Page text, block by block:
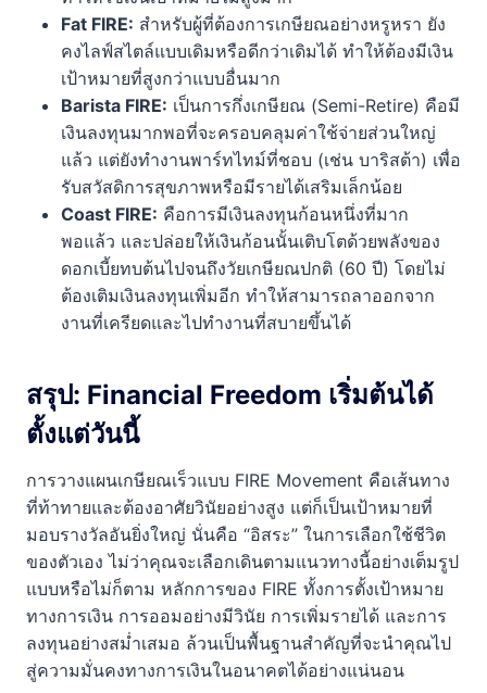
Fat FIRE: สำหรับผู้ที่ต้องการเกษียณอย่างหรูหรา ยัง
คงไลฟ์สไตล์แบบเดิมหรือดีกว่าเดิมได้ ทำให้ต้องมีเงิน
เป้าหมายที่สูงกว่าแบบอื่นมาก
Barista FIRE: เป็นการกึ่งเกษียณ (Semi-Retire) คือมี
เงินลงทุนมากพอที่จะครอบคลุมค่าใช้จ่ายส่วนใหญ่
แล้ว แต่ยังทำงานพาร์ทไทม์ที่ชอบ (เช่น บาริสต้า) เพื่อ
รับสวัสดิการสุขภาพหรือมีรายได้เสริมเล็กน้อย
Coast FIRE: คือการมีเงินลงทุนก้อนหนึ่งที่มาก
พอแล้ว และปล่อยให้เงินก้อนนั้นเติบโตด้วยพลังของ
ดอกเบี้ยทบต้นไปจนถึงวัยเกษียณปกติ (60 ปี) โดยไม่
ต้องเติมเงินลงทุนเพิ่มอีก ทำให้สามารถลาออกจาก
งานที่เครียดและไปทำงานที่สบายขึ้นได้
สรุป: Financial Freedom เริ่มต้นได้
ตั้งแต่วันนี้
การวางแผนเกษียณเร็วแบบ FIRE Movement คือเส้นทาง
ที่ท้าทายและต้องอาศัยวินัยอย่างสูง แต่ก็เป็นเป้าหมายที่
มอบรางวัลอันยิ่งใหญ่ นั่นคือ “อิสระ” ในการเลือกใช้ชีวิต
ของตัวเอง ไม่ว่าคุณจะเลือกเดินตามแนวทางนี้อย่างเต็มรูป
แบบหรือไม่ก็ตาม หลักการของ FIRE ทั้งการตั้งเป้าหมาย
ทางการเงิน การออมอย่างมีวินัย การเพิ่มรายได้ และการ
ลงทุนอย่างสม่ำเสมอ ล้วนเป็นพื้นฐานสำคัญที่จะนำคุณไป
สู่ความมั่นคงทางการเงินในอนาคตได้อย่างแน่นอน